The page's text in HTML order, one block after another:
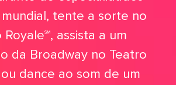
tente a sorte no
Royale℠, assista a um
da Broadway no Teatro
dance ao som de um